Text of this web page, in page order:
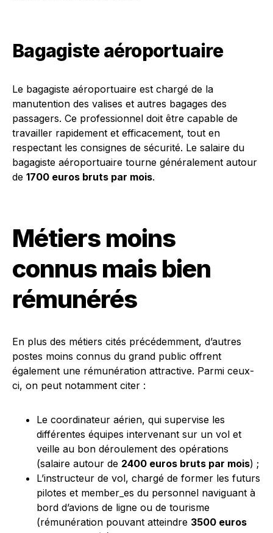
Bagagiste aéroportuaire
Le bagagiste aéroportuaire est chargé de la
manutention des valises et autres bagages des
passagers. Ce professionnel doit être capable de
travailler rapidement et efficacement, tout en
respectant les consignes de sécurité. Le salaire du
bagagiste aéroportuaire tourne généralement autour
de 1700 euros bruts par mois.
Métiers moins
connus mais bien
rémunérés
En plus des métiers cités précédemment, d’autres
postes moins connus du grand public offrent
également une rémunération attractive. Parmi ceux-
ci, on peut notamment citer :
Le coordinateur aérien, qui supervise les
différentes équipes intervenant sur un vol et
veille au bon déroulement des opérations
(salaire autour de 2400 euros bruts par mois) ;
L’instructeur de vol, chargé de former les futurs
pilotes et member_es du personnel naviguant à
bord d’avions de ligne ou de tourisme
(rémunération pouvant atteindre 3500 euros